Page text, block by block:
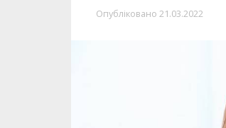
Опубліковано 21.03.2022